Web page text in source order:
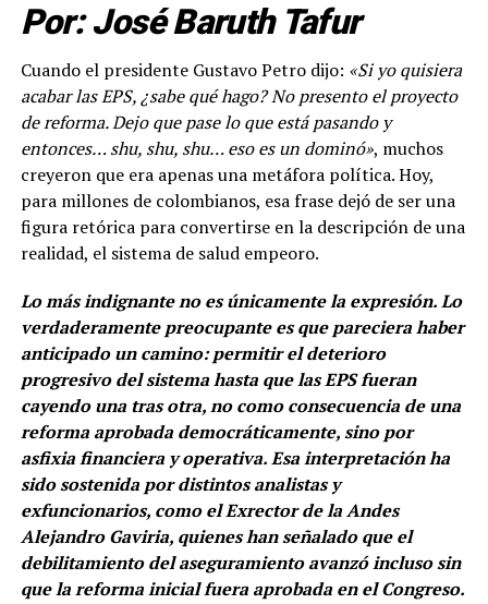
Por: José Baruth Tafur
Cuando el presidente Gustavo Petro dijo: «Si yo quisiera
acabar las EPS, ¿sabe qué hago? No presento el proyecto
de reforma. Dejo que pase lo que está pasando y
entonces… shu, shu, shu… eso es un dominó», muchos
creyeron que era apenas una metáfora política. Hoy,
para millones de colombianos, esa frase dejó de ser una
figura retórica para convertirse en la descripción de una
realidad, el sistema de salud empeoro.
Lo más indignante no es únicamente la expresión. Lo
verdaderamente preocupante es que pareciera haber
anticipado un camino: permitir el deterioro
progresivo del sistema hasta que las EPS fueran
cayendo una tras otra, no como consecuencia de una
reforma aprobada democráticamente, sino por
asfixia financiera y operativa. Esa interpretación ha
sido sostenida por distintos analistas y
exfuncionarios, como el Exrector de la Andes
Alejandro Gaviria, quienes han señalado que el
debilitamiento del aseguramiento avanzó incluso sin
que la reforma inicial fuera aprobada en el Congreso.